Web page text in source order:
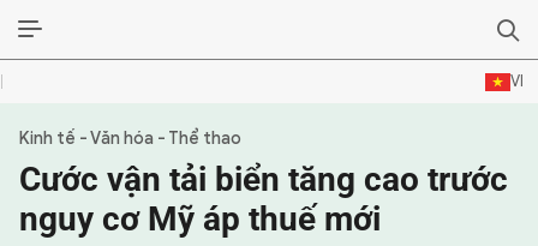
VI
SỰ KIỆN & BÌNH LUẬN
HẬU TRƯỜNG
Kinh tế - Văn hóa - Thể thao
Cước vận tải biển tăng cao trước
nguy cơ Mỹ áp thuế mới